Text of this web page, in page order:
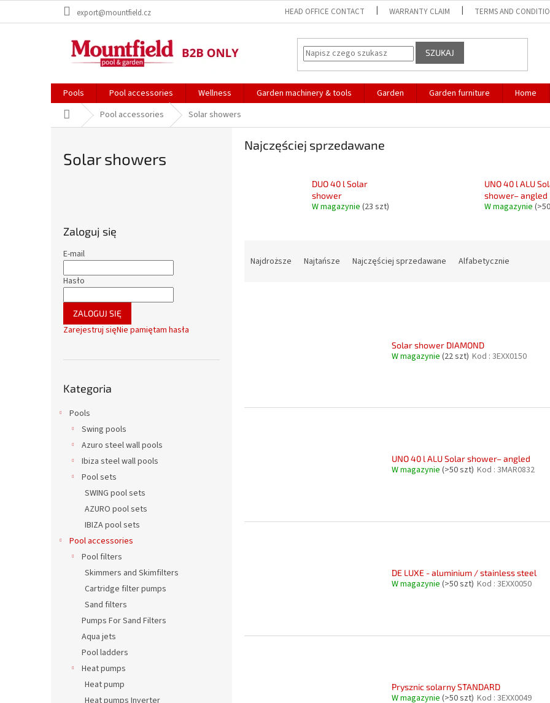
export@mountfield.cz HEAD OFFICE CONTACT WARRANTY CLAIM TERMS AND
SZUKAJ
Pools Pool accessories Wellness Garden machinery & tools Garden Garden furniture Home
Home Pool accessories Solar showers
Solar showers
Zaloguj się
E-mail
Hasło
ZALOGUJ SIĘ
Zarejestruj sięNie pamiętam hasła
kategorie
Kategoria
Pools
Swing pools
Azuro steel wall pools
Ibiza steel wall pools
Pool sets
SWING pool sets
AZURO pool sets
IBIZA pool sets
Pool accessories
Pool filters
Skimmers and Skimfilters
Cartridge filter pumps
Sand filters
Pumps For Sand Filters
Aqua jets
Pool ladders
Heat pumps
Heat pump
Heat pumps Inverter
Najczęściej sprzedawane
DUO 40 l Solar
shower
W magazynie (23 szt)
UNO 40 l ALU
shower– angled
W magazynie
o
Najdroższe Najtańsze Najczęściej sprzedawane Alfabetycznie
d
Solar shower DIAMOND
W magazynie (22 szt) Kod : 3EXX0150
UNO 40 l ALU Solar shower– angled
W magazynie (>50 szt) Kod : 3MAR0832
DE LUXE - aluminium / stainless steel
W magazynie (>50 szt) Kod : 3EXX0050
Prysznic solarny STANDARD
W magazynie (>50 szt) Kod : 3EXX0049